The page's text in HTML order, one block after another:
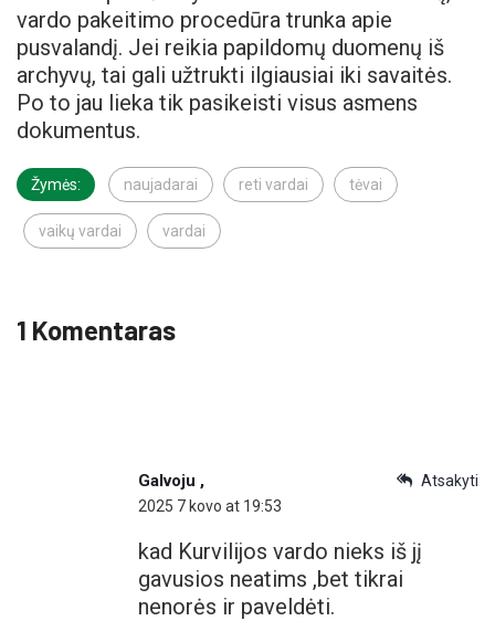
vardo pakeitimo procedūra trunka apie
pusvalandį. Jei reikia papildomų duomenų iš
archyvų, tai gali užtrukti ilgiausiai iki savaitės.
Po to jau lieka tik pasikeisti visus asmens
dokumentus.
Žymės: naujadarai reti vardai tėvai
vaikų vardai vardai
1 Komentaras
Atsakyti
Galvoju ,
2025 7 kovo at 19:53
kad Kurvilijos vardo nieks iš jį
gavusios neatims ,bet tikrai
nenorės ir paveldėti.